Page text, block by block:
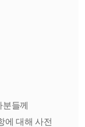
들께
에 대해 사전